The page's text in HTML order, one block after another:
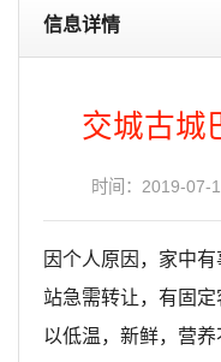
信息详情
交城古城
时间：2019-07-
因个人原因，家中
站急需转让，有固
以低温，新鲜，营